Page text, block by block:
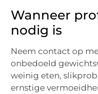
Wanneer
nodig is
Neem contact op
onbedoeld
weinig eten,
ernstige